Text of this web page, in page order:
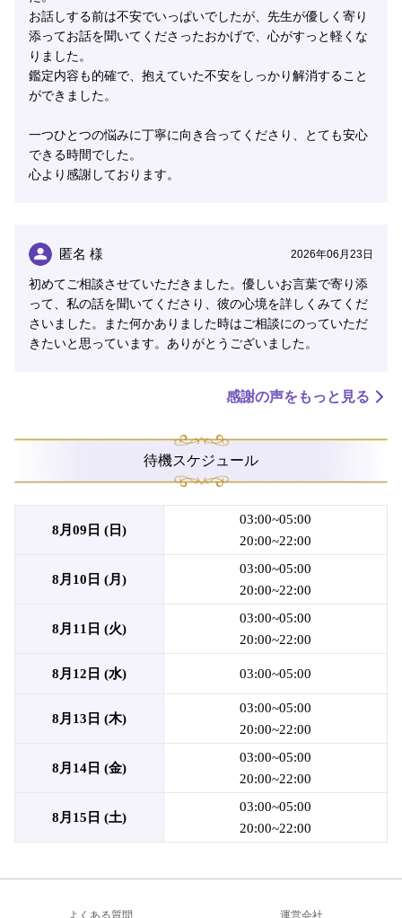
「少し心が軽くなった」
「安心した」
「また頑張れそう」
そう思っていただけるような、あたたかい時間をお届け
したいと思っています。
あなたの心に、そっと明かりを灯せる存在になれたら嬉
しいです。
お電話お待ちしています。
お話しする前は不安でいっぱいでしたが、先生が優しく寄り
添ってお話を聞いてくださったおかげで、心がすっと軽くな
りました。
鑑定内容も的確で、抱えていた不安をしっかり解消すること
ができました。
一つひとつの悩みに丁寧に向き合ってくださり、とても安心
できる時間でした。
心より感謝しております。
匿名 様 2026年06月23日
初めてご相談させていただきました。優しいお言葉で寄り添
って、私の話を聞いてくださり、彼の心境を詳しくみてくだ
さいました。また何かありました時はご相談にのっていただ
きたいと思っています。ありがとうございました。
感謝の声をもっと見る
待機スケジュール
8月09日 (日)
03:00~05:00
20:00~22:00
8月10日 (月)
03:00~05:00
20:00~22:00
8月11日 (火)
03:00~05:00
20:00~22:00
8月12日 (水) 03:00~05:00
8月13日 (木)
03:00~05:00
20:00~22:00
8月14日 (金)
03:00~05:00
20:00~22:00
8月15日 (土)
03:00~05:00
20:00~22:00